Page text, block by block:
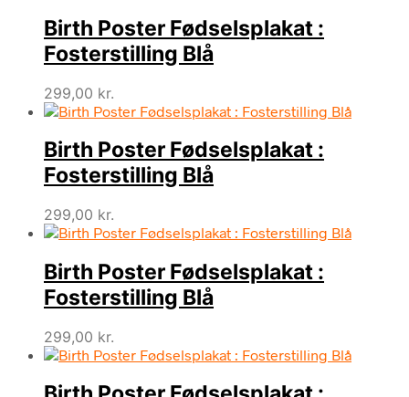
Birth Poster Fødselsplakat :
Fosterstilling Blå
299,00 kr.
Birth Poster Fødselsplakat :
Fosterstilling Blå
299,00 kr.
Birth Poster Fødselsplakat :
Fosterstilling Blå
299,00 kr.